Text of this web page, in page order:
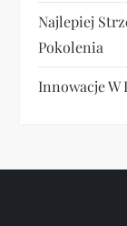
Najlepiej
Pokolenia
Innowacje